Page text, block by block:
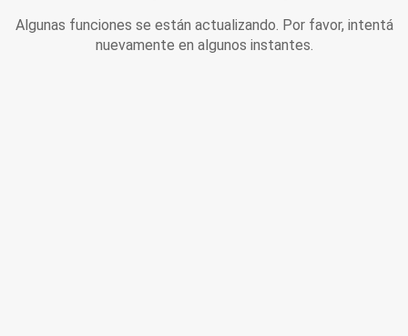
Algunas funciones se están actualizando. Por favor, intentá
nuevamente en algunos instantes.